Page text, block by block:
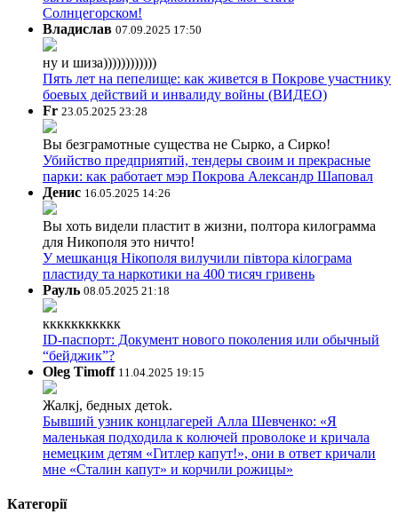
Солнцегорском!
Владислав 07.09.2025 17:50
ну и шиза))))))))))))
Пять лет на пепелище: как живется в Покрове участнику
боевых действий и инвалиду войны (ВИДЕО)
Fr 23.05.2025 23:28
Вы безграмотные существа не Сырко, а Сирко!
Убийство предприятий, тендеры своим и прекрасные
парки: как работает мэр Покрова Александр Шаповал
Денис 16.05.2025 14:26
Вы хоть видели пластит в жизни, полтора килограмма
для Никополя это ничто!
У мешканця Нікополя вилучили півтора кілограма
пластиду та наркотики на 400 тисяч гривень
Рауль 08.05.2025 21:18
ккккккккккк
ID-паспорт: Документ нового поколения или обычный
“бейджик”?
Oleg Timoff 11.04.2025 19:15
Жалкj, бедных детok.
Бывший узник концлагерей Алла Шевченко: «Я
маленькая подходила к колючей проволоке и кричала
немецким детям «Гитлер капут!», они в ответ кричали
мне «Сталин капут» и корчили рожицы»
Категорії